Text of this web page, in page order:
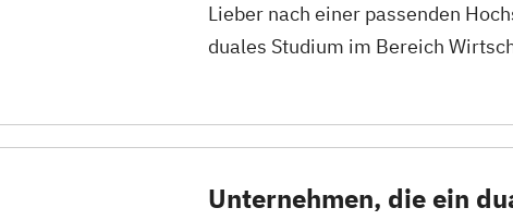
Lieber nach einer passenden
duales Studium im Bereich
Unternehmen, die ein